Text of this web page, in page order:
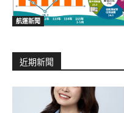
航運新聞
近期新聞